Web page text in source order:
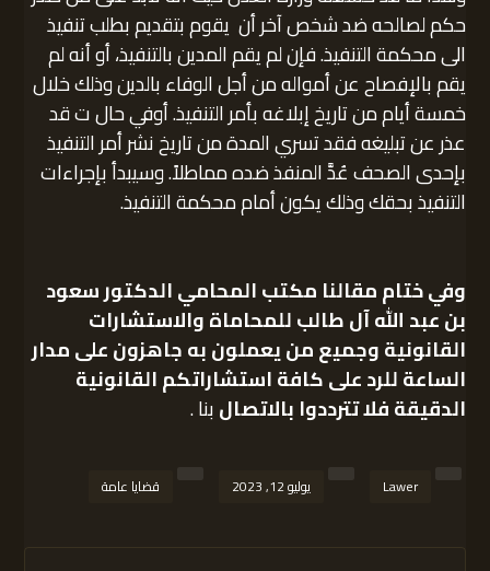
حكم لصالحه ضد شخص آخر أن يقوم بتقديم بطلب تنفيذ
الى محكمة التنفيذ. فإن لم يقم المدين بالتنفيذ، أو أنه لم
يقم بالإفصاح عن أمواله من أجل الوفاء بالدين وذلك خلال
خمسة أيام من تاريخ إبلاغه بأمر التنفيذ. أوفي حال ت قد
عذر عن تبليغه فقد تسري المدة من تاريخ نشر أمر التنفيذ
بإحدى الصحف عُدَّ المنفذ ضده مماطلاً. وسيبدأ بإجراءات
التنفيذ بحقك وذلك يكون أمام محكمة التنفيذ.
وفي ختام مقالنا مكتب المحامي الدكتور سعود
بن عبد الله آل طالب للمحاماة والاستشارات
القانونيةوجميع من يعملون به جاهزون على مدار
الساعة للرد على كافة استشاراتكم القانونية
الدقيقة فلا تترددوا بالاتصالبنا .
Lawer يوليو 12, 2023 قضايا عامة